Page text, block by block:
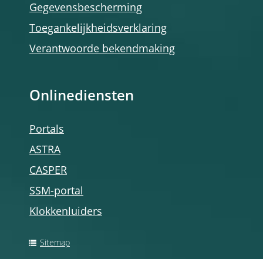
Gegevensbescherming
Toegankelijkheidsverklaring
Verantwoorde bekendmaking
Onlinediensten
Portals
ASTRA
CASPER
SSM-portal
Klokkenluiders
Sitemap